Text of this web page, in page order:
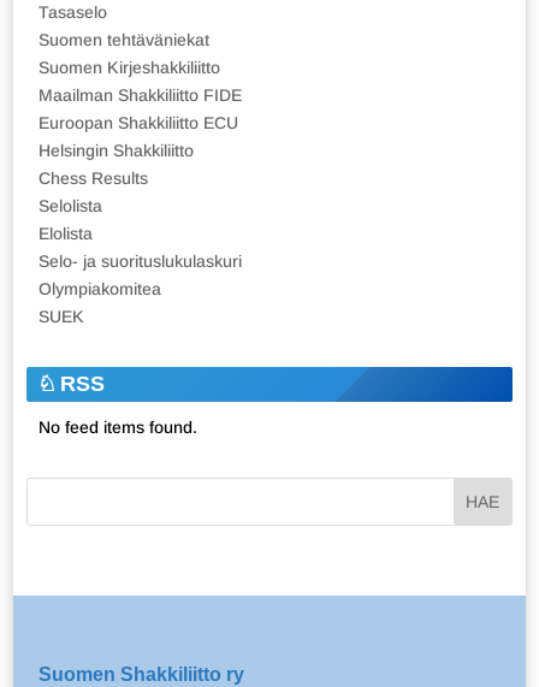
Tasaselo
Suomen tehtäväniekat
Suomen Kirjeshakkiliitto
Maailman Shakkiliitto FIDE
Euroopan Shakkiliitto ECU
Helsingin Shakkiliitto
Chess Results
Selolista
Elolista
Selo- ja suorituslukulaskuri
Olympiakomitea
SUEK
RSS
No feed items found.
Suomen Shakkiliitto ry